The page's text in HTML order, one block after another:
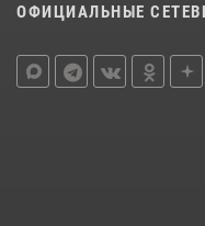
ОФИЦИАЛЬНЫЕ